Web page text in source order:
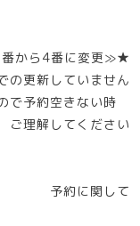
から4番に変更≫★
の更新していません
で予約空きない時
理解してください
予約に関して